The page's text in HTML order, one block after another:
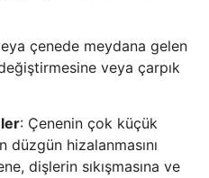
çenede meydana gelen
veya çarpık
: Çenenin çok küçük
düzgün hizalanmasını
dişlerin sıkışmasına ve